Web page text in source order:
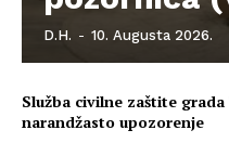
D.H. - 10. Augusta 2026.
Služba civilne zaštite
narandžasto upozorenje